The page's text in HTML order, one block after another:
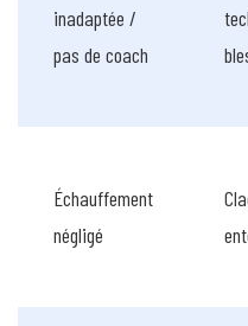
inadaptée /
pas de coach
Échauffement
négligé